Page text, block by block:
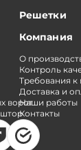
ворот
Решетки
Компания
О
Контроль
Требования к
Доставка и
Наши работы
Контакты